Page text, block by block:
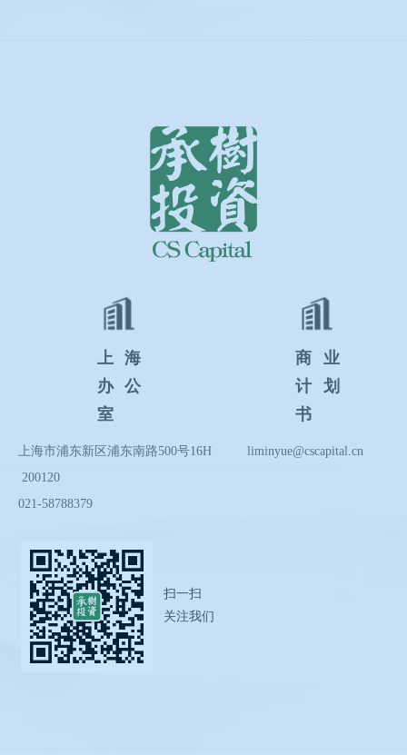
上海
办公
室
上海市浦东新区浦东南路500号16H
200120
021-58788379
商业
计划
书
liminyue@cscapital.cn
扫一扫
关注我们